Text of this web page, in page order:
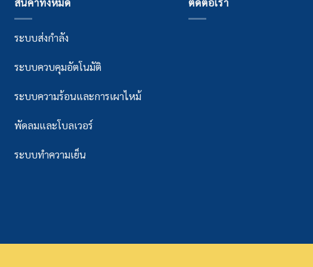
ระบบส่งกำลัง
ระบบควบคุมอัตโนมัติ
ระบบความร้อนและการเผาไหม้
พัดลมและโบลเวอร์
ระบบทำความเย็น